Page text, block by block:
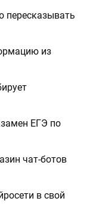
пересказывать
из
ЕГЭ по
чат-ботов
в свой